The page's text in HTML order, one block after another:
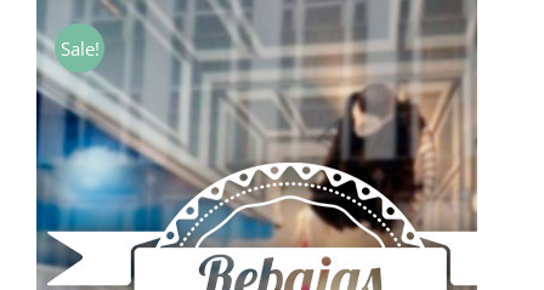
desde
7,00€
hasta
40,00€
Sale!